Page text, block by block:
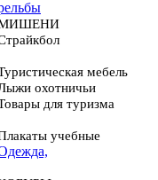
мебель
охотничьи
для туризма
учебные